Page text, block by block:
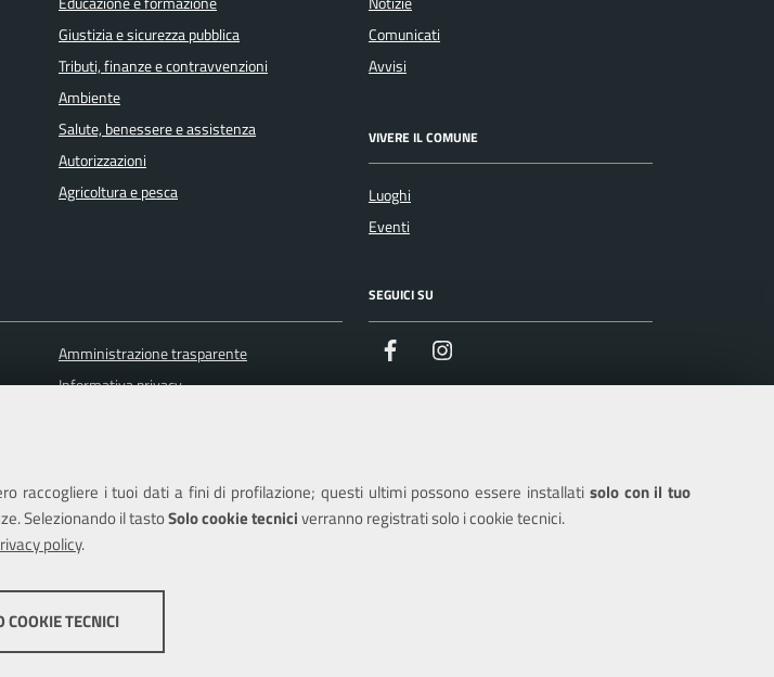
raccogliere i tuoi dati a fini di profilazione; questi ultimi possono essere installati solo con il tuo
Selezionando il tastoSolo cookie tecniciverranno registrati solo i cookie tecnici.
policy.
COOKIE DI PROFILAZIONE
COOKIE TECNICI
Giustizia e sicurezza pubblica
Tributi, finanze e contravvenzioni
Ambiente
Salute, benessere e assistenza
Autorizzazioni
Agricoltura e pesca
Comunicati
Avvisi
VIVERE IL COMUNE
Luoghi
Eventi
Amministrazione trasparente
Informativa privacy
SEGUICI SU
Facebook